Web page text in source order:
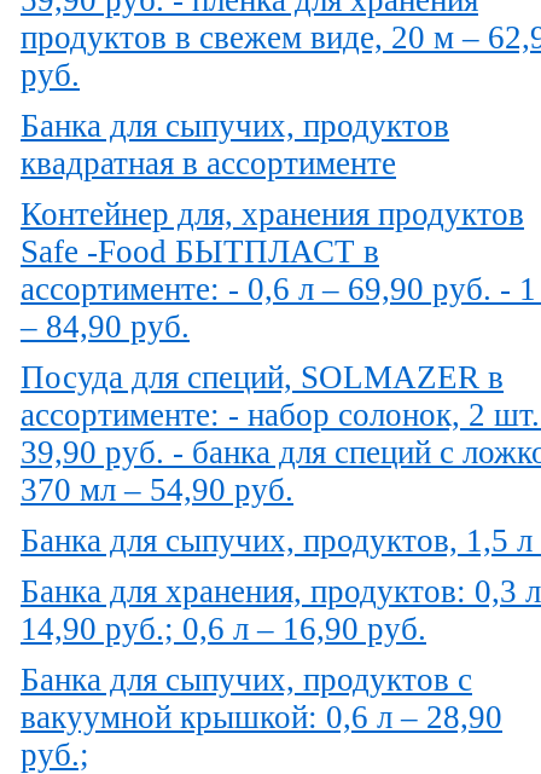
продуктов в свежем виде, 20 м –
руб.
Банка для сыпучих, продуктов
квадратная в ассортименте
Контейнер для, хранения продуктов
Safe -Food БЫТПЛАСТ в
ассортименте: - 0,6 л – 69,90 руб. -
– 84,90 руб.
Посуда для специй, SOLMAZER в
ассортименте: - набор солонок, 2
39,90 руб. - банка для специй с
370 мл – 54,90 руб.
Банка для сыпучих, продуктов, 1,5
Банка для хранения, продуктов: 0,3
14,90 руб.; 0,6 л – 16,90 руб.
Банка для сыпучих, продуктов с
вакуумной крышкой: 0,6 л – 28,90
руб.;